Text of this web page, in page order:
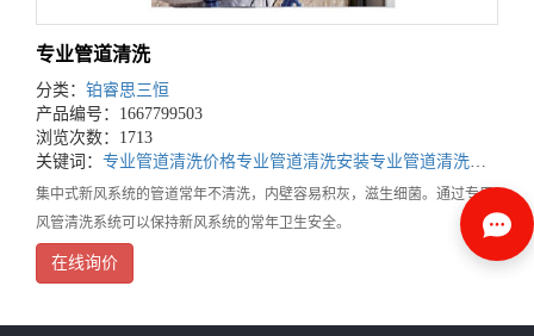
专业管道清洗
分类： 铂睿思三恒
产品编号：1667799503
浏览次数：1713
关键词： 专业管道清洗价格专业管道清洗安装专业管道清洗厂家
集中式新风系统的管道常年不清洗，内壁容易积灰，滋生细菌。通过专用
风管清洗系统可以保持新风系统的常年卫生安全。
在线询价